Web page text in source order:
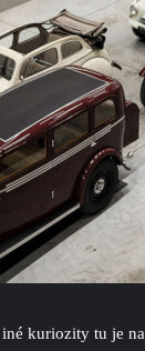
kuriozity tu je